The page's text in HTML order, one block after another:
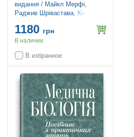
видання / Майкл Мерфі,
Раджив Шрівастава, Кевін
1180 грн
В наличии
В избранное